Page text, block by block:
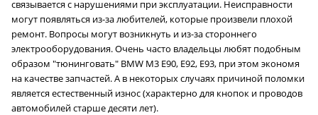
связывается с нарушениями при эксплуатации. Неисправности
могут появляться из-за любителей, которые произвели плохой
ремонт. Вопросы могут возникнуть и из-за стороннего
электрооборудования. Очень часто владельцы любят подобным
образом "тюнинговать" BMW M3 E90, E92, E93, при этом экономя
на качестве запчастей. А в некоторых случаях причиной поломки
является естественный износ (характерно для кнопок и проводов
автомобилей старше десяти лет).